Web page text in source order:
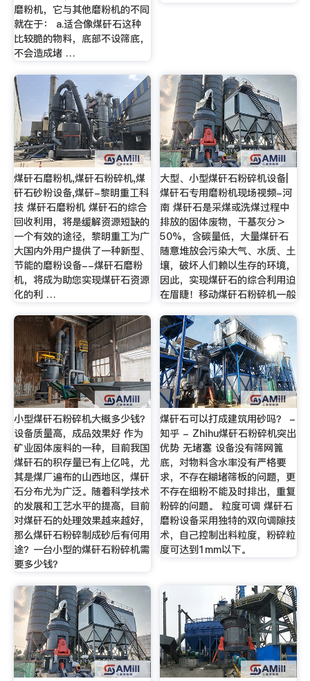
磨粉机，它与其他磨粉机的不同
就在于： a.适合像煤矸石这种
比较脆的物料，底部不设筛底，
不会造成堵 …
煤矸石磨粉机,煤矸石粉碎机,煤
矸石砂粉设备,煤矸-黎明重工科
技 煤矸石磨粉机 煤矸石的综合
回收利用，将是缓解资源短缺的
一个有效的途径，黎明重工为广
大国内外用户提供了一种新型、
节能的磨粉设备--煤矸石磨粉
机，将成为助您实现煤矸石资源
化的利 …
大型、小型煤矸石粉碎机设备|
煤矸石专用磨粉机现场视频-河
南 煤矸石是采煤或洗煤过程中
排放的固体废物，干基灰分＞
50%，含碳量低，大量煤矸石
随意堆放会污染大气、水质、土
壤，破坏人们赖以生存的环境，
因此，实现煤矸石的综合利用迫
在眉睫！移动煤矸石粉碎机一般
小型煤矸石粉碎机大概多少钱？
设备质量高，成品效果好 作为
矿业固体废料的一种，目前我国
煤矸石的积存量已有上亿吨，尤
其是煤厂遍布的山西地区，煤矸
石分布尤为广泛。随着科学技术
的发展和工艺水平的提高，目前
对煤矸石的处理效果越来越好，
那么煤矸石粉碎制成砂后有何用
途？一台小型的煤矸石粉碎机需
要多少钱？
煤矸石可以打成建筑用砂吗？ -
知乎 - Zhihu煤矸石粉碎机突出
优势 无堵塞 设备没有筛网篦
底，对物料含水率没有严格要
求，不存在糊堵筛板的问题，更
不存在细粉不能及时排出，重复
粉碎的问题。 粒度可调 煤矸石
磨粉设备采用独特的双向调隙技
术，自己控制出料粒度，粉碎粒
度可达到1mm以下。